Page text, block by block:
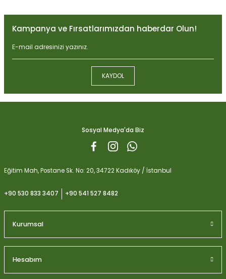
Ürün resmi kalitesiz, bozuk veya görüntülenemiyor.
Ürün açıklamasında eksik bilgiler bulunuyor.
Ürün bilgilerinde hatalar bulunuyor.
Ürün fiyatı diğer sitelerden daha pahalı.
Bu ürüne benzer farklı alternatifler olmalı.
Kampanya ve Fırsatlarımızdan haberdar Olun!
KAYDOL
Sosyal Medya'da Biz
Eğitim Mah, Postane Sk. No: 20, 34722 Kadıköy / İstanbul
+90 530 833 3407 +90 541 527 8482
Kurumsal
Hesabım